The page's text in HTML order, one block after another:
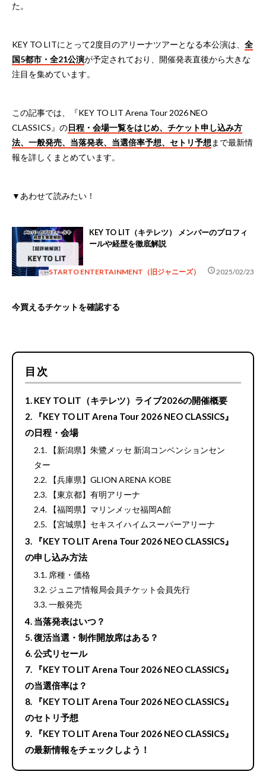
た。
KEY TO LITにとって2度目のアリーナツアーとなる本公演は、 全
国5都市・全21公演が予定されており、開催発表直後から大きな
注目を集めています。
この記事では、『KEY TO LIT Arena Tour 2026 NEO
CLASSICS』の日程・会場一覧をはじめ、チケット申し込み方
法、一般発売、当落発表、当選倍率予想、セトリ予想 まで最新情
報を詳しくまとめています。
▼あわせて読みたい！
KEY TO LIT（キテレツ） メンバーのプロフィ
ールや経歴を徹底解説
STARTO ENTERTAINMENT（旧ジャニーズ） schedule2025/02/23
今買えるチケットを確認する
目次
KEY TO LIT（キテレツ）ライブ2026の開催概要
『KEY TO LIT Arena Tour 2026 NEO CLASSICS』
の日程・会場
【新潟県】朱鷺メッセ 新潟コンベンションセン
ター
【兵庫県】GLION ARENA KOBE
【東京都】有明アリーナ
【福岡県】マリンメッセ福岡A館
【宮城県】セキスイハイムスーパーアリーナ
『KEY TO LIT Arena Tour 2026 NEO CLASSICS』
の申し込み方法
席種・価格
ジュニア情報局会員チケット会員先行
一般発売
当落発表はいつ？
復活当選・制作開放席はある？
公式リセール
『KEY TO LIT Arena Tour 2026 NEO CLASSICS』
の当選倍率は？
『KEY TO LIT Arena Tour 2026 NEO CLASSICS』
のセトリ予想
『KEY TO LIT Arena Tour 2026 NEO CLASSICS』
の最新情報をチェックしよう！